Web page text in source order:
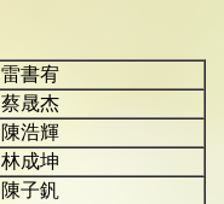
雷書宥
蔡晟杰
陳浩輝
林成坤
陳子釩